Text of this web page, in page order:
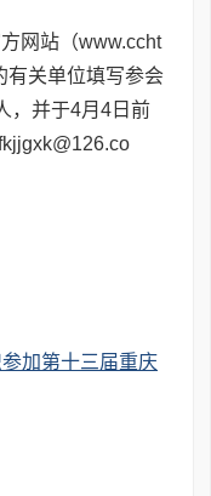
网站（www.ccht
有关单位填写参会
，并于4月4日前
加第十三届重庆